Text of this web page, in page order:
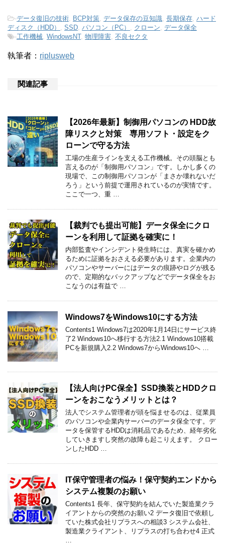
-データ復旧の技術, BCP対策, データ保存の豆知識, 長期保存, ハード
ディスク（HDD） , SSD, パソコン（PC） , クローン, データ保全
-工作機械, WindowsNT, 物理障害, 不良セクタ
執筆者： riplusweb
関連記事
【2026年最新】制御用パソコンの HDD故
障リスクと対策 専用ソフト・設定をク
ローンで守る方法
工場の生産ラインを支える工作機械。その頭脳とも
言えるのが「制御用パソコン」です。しかし多くの
現場で、この制御用パソコンが「まさか壊れないだ
ろう」という前提で運用されているのが実情です。
ここで一つ、重 …
【裁判でも提出可能】データ保全にクロ
ーンを利用して証拠を確実に！
内部監査やインシデント発生時には、真実を確かめ
るために証拠をおさえる必要があります。企業内の
パソコンやサーバーにはデータの痕跡やログが残る
ので、定期的なバックアップなどでデータ保全をお
こなうのは有益で …
Windows7をWindows10にする方法
Contents1 Windows7は2020年1月14日にサービス終
了2 Windows10へ移行する方法2.1 Windows10搭載
PCを新規購入2.2 Windows7からWindows10へ …
【法人向けPC保全】SSD換装とHDDクロ
ーンをおこなうメリットとは？
法人でシステム管理者が頭を悩ませるのは、従業員
のパソコンや企業内サーバーのデータ保全です。デ
ータを保管するHDDは消耗品であるため、経年劣化
していきますし突然の故障も起こりえます。 クロー
ンしたHDD …
IT保守管理者の悩み！保守契約エンドから
システム複製のお願い
Contents1 長年、保守契約を結んでいた製造業クラ
イアントからの突然のお願い2 データ復旧で依頼し
ていた株式会社リプラスへの相談3 システム会社、
製造業クライアント、リプラスの打ち合わせ4 正式
…